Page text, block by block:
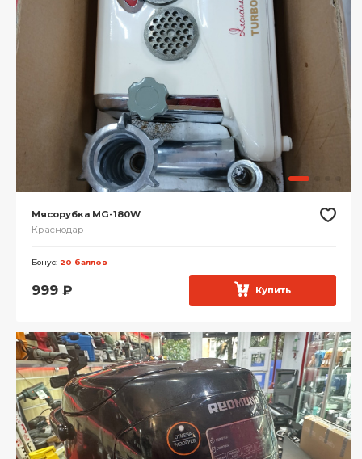
Мясорубка MG-180W
Краснодар
Бонус: 20 баллов
999 ₽ Купить